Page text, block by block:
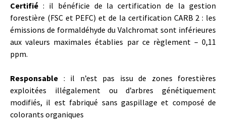
Certifié : il bénéficie de la certification de la gestion
forestière (FSC et PEFC) et de la certification CARB 2 : les
émissions de formaldéhyde du Valchromat sont inférieures
aux valeurs maximales établies par ce règlement – 0,11
ppm.
Responsable : il n’est pas issu de zones forestières
exploitées illégalement ou d’arbres génétiquement
modifiés, il est fabriqué sans gaspillage et composé de
colorants organiques